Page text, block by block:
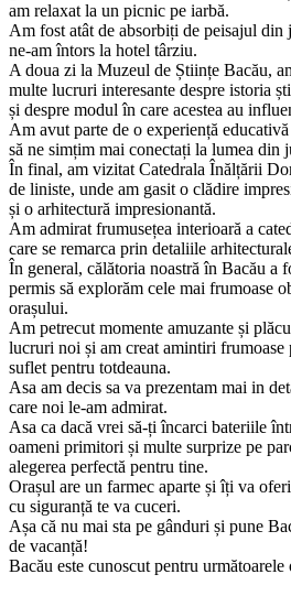
monumentului.
În Parcul Cancicov, am avut parte de o
grădina botanică, unde am admirat flori
am relaxat la un picnic pe iarbă.
Am fost atât de absorbiți de peisajul din
ne-am întors la hotel târziu.
A doua zi la Muzeul de Științe Bacău,
multe lucruri interesante despre istoria
și despre modul în care acestea au
Am avut parte de o experiență
să ne simțim mai conectați la lumea din
În final, am vizitat Catedrala Înălțării
de liniste, unde am gasit o clădire
și o arhitectură impresionantă.
Am admirat frumusețea interioară a
care se remarca prin detaliile
În general, călătoria noastră în Bacău a
permis să explorăm cele mai frumoase
orașului.
Am petrecut momente amuzante și
lucruri noi și am creat amintiri frumoase
suflet pentru totdeauna.
Asa am decis sa va prezentam mai in
care noi le-am admirat.
Asa ca dacă vrei să-ți încarci bateriile
oameni primitori și multe surprize pe
alegerea perfectă pentru tine.
Orașul are un farmec aparte și îți va oferi
cu siguranță te va cuceri.